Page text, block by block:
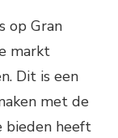
op Gran
markt
Dit is een
met de
bieden heeft